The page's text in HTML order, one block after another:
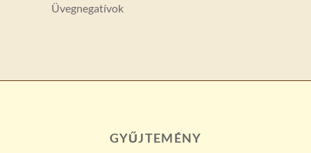
Üvegnegatívok
GYŰJTEMÉNY